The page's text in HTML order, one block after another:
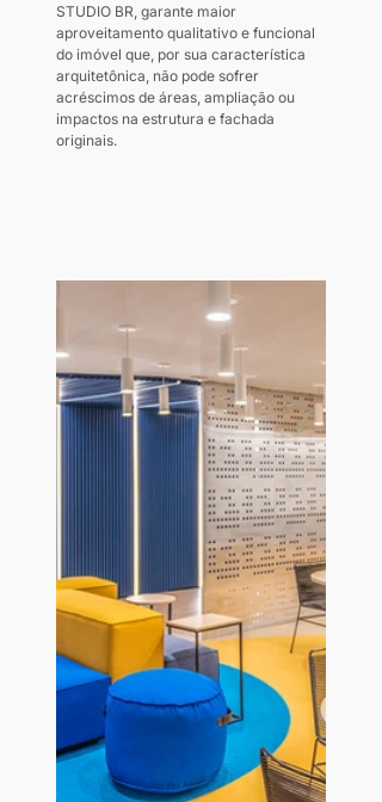
STUDIO BR, garante maior
aproveitamento qualitativo e funcional
do imóvel que, por sua característica
arquitetônica, não pode sofrer
acréscimos de áreas, ampliação ou
impactos na estrutura e fachada
originais.